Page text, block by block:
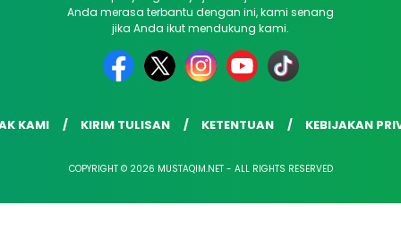
Anda merasa terbantu dengan ini, kami senang
jika Anda ikut mendukung kami.
KAMI KIRIM TULISAN KETENTUAN KEBIJAKAN
COPYRIGHT © 2026 MUSTAQIM.NET - ALL RIGHTS RESERVED